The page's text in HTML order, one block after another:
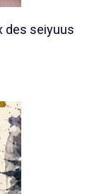
des seiyuus